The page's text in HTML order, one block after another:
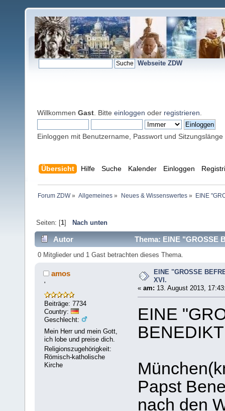
Webseite ZDW
Willkommen Gast . Bitte einloggen oder registrieren
Einloggen mit Benutzername, Passwort und Sitzungslänge
Übersicht Hilfe Suche Kalender Einloggen
Forum ZDW» Allgemeines » Neues & Wissenswertes» EINE
Seiten: [1] Nach unten
Autor Thema: EINE "GROSSE
0 Mitglieder und 1 Gast betrachten dieses Thema.
amos
'
Beiträge: 7734
Country:
Geschlecht:
Mein Herr und mein Gott,
ich lobe und preise dich.
Religionszugehörigkeit:
Römisch-katholische
Kirche
EINE "GROSSE
XVI.
« am: 13. August 2013,
EINE
Papst
nach den